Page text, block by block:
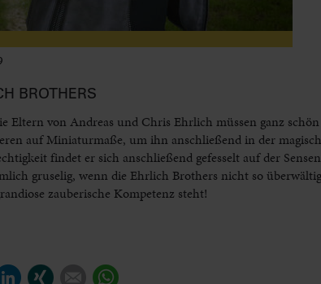
BROTHERS
von Andreas und Chris Ehrlich müssen ganz
auf Miniaturmaße, um ihn anschließend in der
findet er sich anschließend gefesselt auf der
gruselig, wenn die Ehrlich Brothers nicht so
zauberische Kompetenz steht!
LinkedIn E-mail